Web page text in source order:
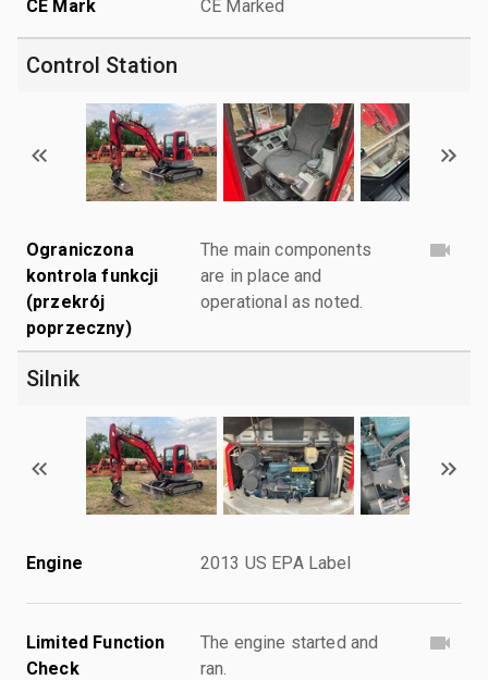
CE Mark CE Marked
Control Station
Ograniczona
kontrola funkcji
(przekrój
poprzeczny)
The main components
are in place and
operational as noted.
Silnik
Engine 2013 US EPA Label
Limited Function
Check
The engine started and
ran.